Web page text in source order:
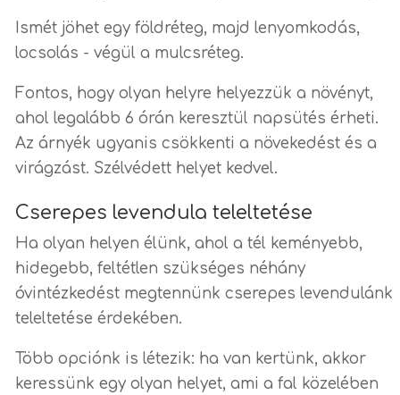
Ismét jöhet egy földréteg, majd lenyomkodás,
locsolás - végül a mulcsréteg.
Fontos, hogy olyan helyre helyezzük a növényt,
ahol legalább 6 órán keresztül napsütés érheti.
Az árnyék ugyanis csökkenti a növekedést és a
virágzást. Szélvédett helyet kedvel.
Cserepes levendula teleltetése
Ha olyan helyen élünk, ahol a tél keményebb,
hidegebb, feltétlen szükséges néhány
óvintézkedést megtennünk cserepes levendulánk
teleltetése érdekében.
Több opciónk is létezik: ha van kertünk, akkor
keressünk egy olyan helyet, ami a fal közelében